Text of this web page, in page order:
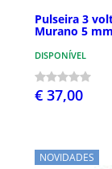
Pulseira 3
Murano 5
DISPONÍVEL
€ 37,00
NOVIDADES